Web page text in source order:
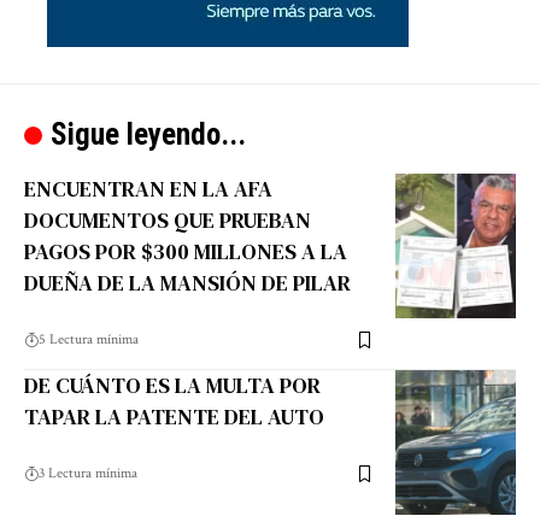
Sigue leyendo...
ENCUENTRAN EN LA AFA
DOCUMENTOS QUE PRUEBAN
PAGOS POR $300 MILLONES A LA
DUEÑA DE LA MANSIÓN DE PILAR
5 Lectura mínima
DE CUÁNTO ES LA MULTA POR
TAPAR LA PATENTE DEL AUTO
3 Lectura mínima